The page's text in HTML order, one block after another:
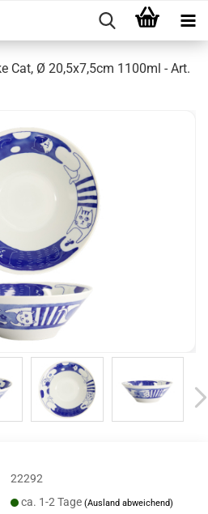
Cat, Ø 20,5x7,5cm 1100ml - Art.
22292
ca. 1-2 Tage(Ausland abweichend)